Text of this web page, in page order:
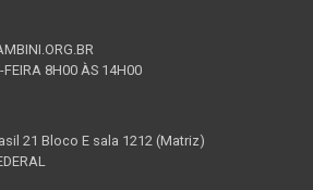
FEIRA 8H00 ÀS 14H00
21 Bloco E sala 1212 (Matriz)